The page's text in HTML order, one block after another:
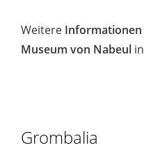
Weitere Informationen
Museum von Nabeul in
Grombalia